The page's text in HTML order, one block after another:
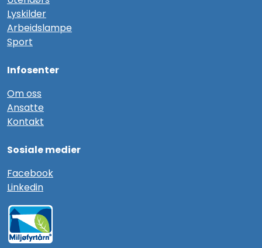
Lyskilder
Arbeidslampe
Sport
Infosenter
Om oss
Ansatte
Kontakt
Sosiale medier
Facebook
Linkedin